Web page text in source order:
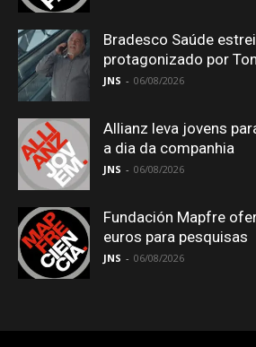
Bradesco Saúde
protagonizado por
JNS - 06/08/2026
Allianz leva jovens
a dia da companhia
JNS - 06/08/2026
Fundación Mapfre
euros para pesquisas
JNS - 06/08/2026